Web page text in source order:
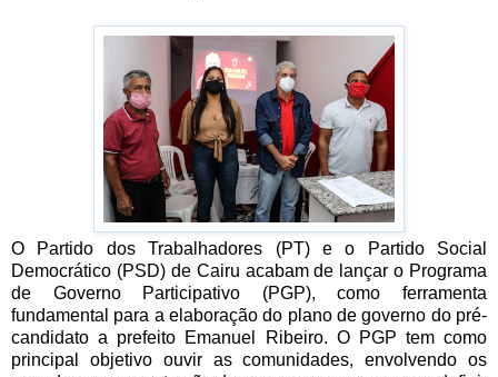
O Partido dos Trabalhadores (PT) e o Partido Social
Democrático (PSD) de Cairu acabam de lançar o Programa
de Governo Participativo (PGP), como ferramenta
fundamental para a elaboração do plano de governo do pré-
candidato a prefeito Emanuel Ribeiro. O PGP tem como
principal objetivo ouvir as comunidades, envolvendo os